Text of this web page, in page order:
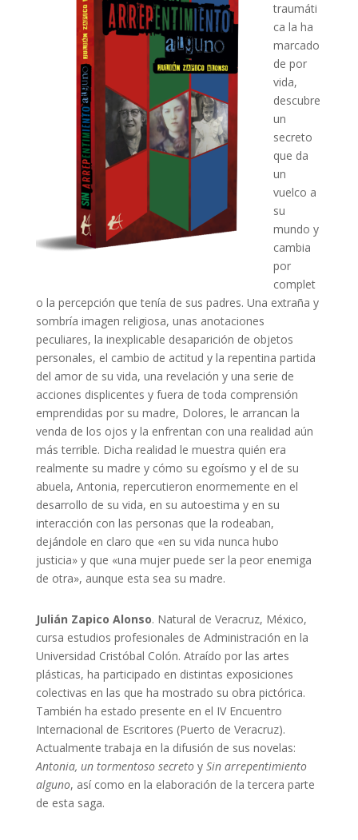
traumáti
ca la ha
marcado
de por
vida,
descubre
un
secreto
que da
un
vuelco a
su
mundo y
cambia
por
complet
o la percepción que tenía de sus padres. Una extraña y
sombría imagen religiosa, unas anotaciones
peculiares, la inexplicable desaparición de objetos
personales, el cambio de actitud y la repentina partida
del amor de su vida, una revelación y una serie de
acciones displicentes y fuera de toda comprensión
emprendidas por su madre, Dolores, le arrancan la
venda de los ojos y la enfrentan con una realidad aún
más terrible. Dicha realidad le muestra quién era
realmente su madre y cómo su egoísmo y el de su
abuela, Antonia, repercutieron enormemente en el
desarrollo de su vida, en su autoestima y en su
interacción con las personas que la rodeaban,
dejándole en claro que «en su vida nunca hubo
justicia» y que «una mujer puede ser la peor enemiga
de otra», aunque esta sea su madre.
Julián Zapico Alonso. Natural de Veracruz, México,
cursa estudios profesionales de Administración en la
Universidad Cristóbal Colón. Atraído por las artes
plásticas, ha participado en distintas exposiciones
colectivas en las que ha mostrado su obra pictórica.
También ha estado presente en el IV Encuentro
Internacional de Escritores (Puerto de Veracruz).
Actualmente trabaja en la difusión de sus novelas:
Antonia, un tormentoso secretoy Sin arrepentimiento
alguno, así como en la elaboración de la tercera parte
de esta saga.